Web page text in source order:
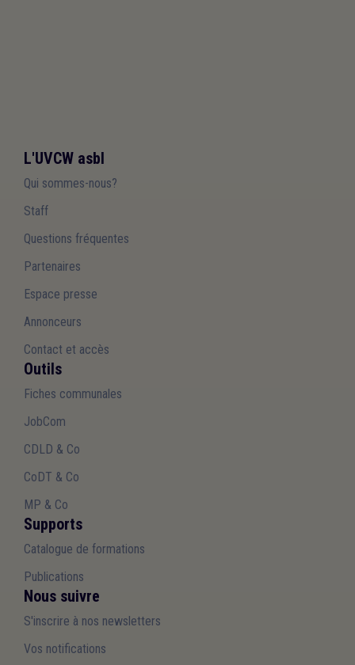
L'UVCW asbl
Qui sommes-nous?
Staff
Questions fréquentes
Partenaires
Espace presse
Annonceurs
Contact et accès
Outils
Fiches communales
JobCom
CDLD & Co
CoDT & Co
MP & Co
Supports
Catalogue de formations
Publications
Nous suivre
S'inscrire à nos newsletters
Vos notifications